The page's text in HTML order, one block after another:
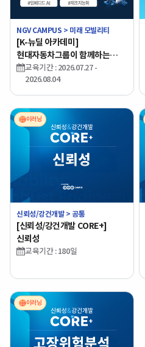
NGV CAMPUS > 미래 모빌리티
[K-뉴딜 아카데미]
현대자동차그룹이 함께하는
HINT
교육기간 : 2026.07.27 -
2026.08.04
이러닝
신뢰성/강건개발 > 공통
[신뢰성/강건개발 CORE+]
신뢰성
교육기간 : 180일
이러닝